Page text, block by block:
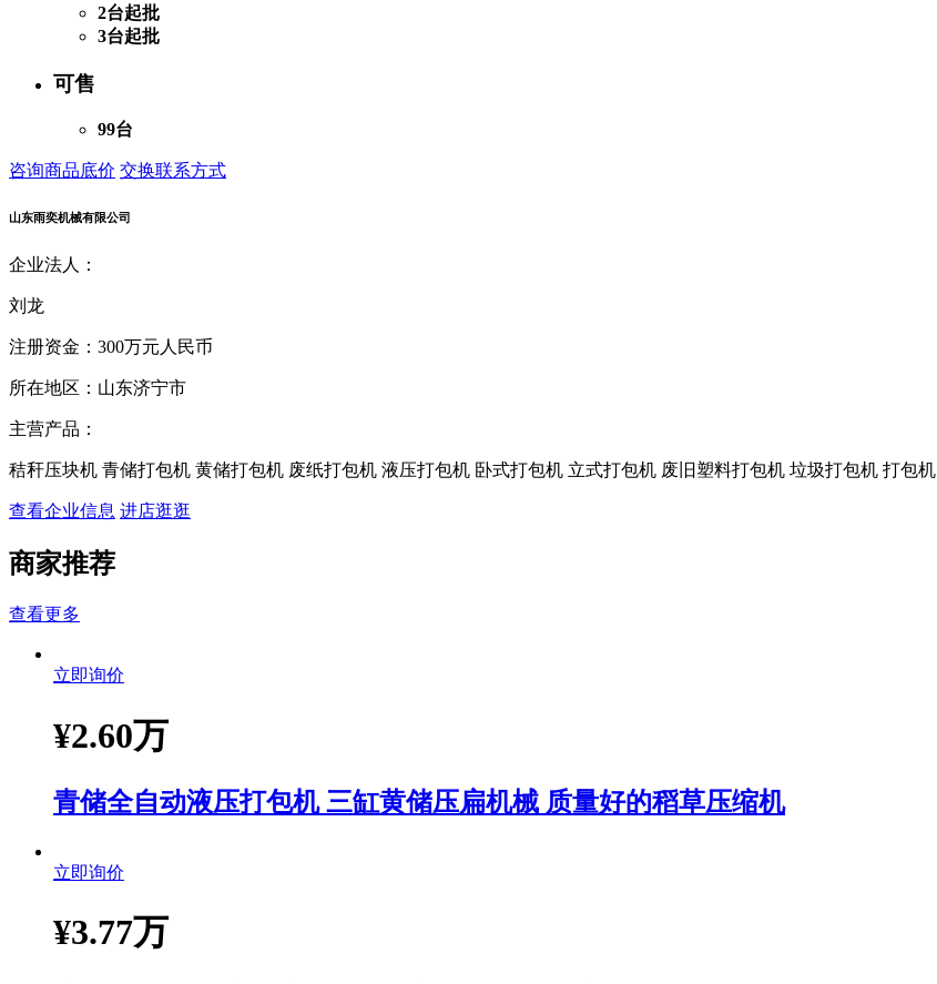
2台起批
3台起批
可售
99台
咨询商品底价 交换联系方式
山东雨奕机械有限公司
企业法人：
刘龙
注册资金： 300万元人民币
所在地区： 山东济宁市
主营产品：
秸秆压块机 青储打包机 黄储打包机 废纸打包机 液压打包机 卧式打包机 立式打包机 废旧塑料打包机 垃圾打包机 打包机
查看企业信息 进店逛逛
商家推荐
查看更多
立即询价
¥2.60万
青储全自动液压打包机 三缸黄储压扁机械 质量好的稻草压缩机
立即询价
¥3.77万